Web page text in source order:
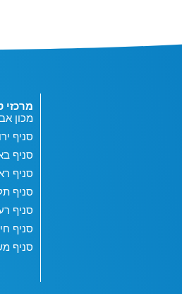
מרכזי
מכון
סניף
סניף
סניף
סניף
סניף
סניף
סניף